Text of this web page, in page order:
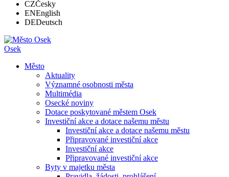
CZČesky
ENEnglish
DEDeutsch
Osek
Město
Aktuality
Významné osobnosti města
Multimédia
Osecké noviny
Dotace poskytované městem Osek
Investiční akce a dotace našemu městu
Investiční akce a dotace našemu městu
Připravované investiční akce
Investiční akce
Připravované investiční akce
Byty v majetku města